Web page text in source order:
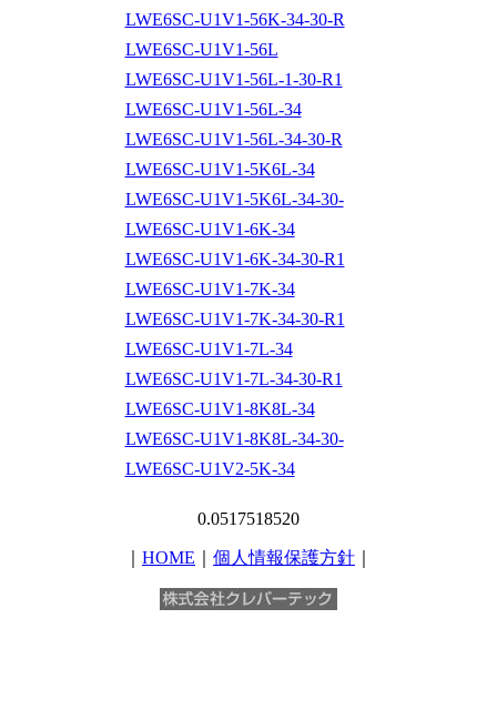
LWE6SC-U1V1-56K-34-30-R
LWE6SC-U1V1-56L
LWE6SC-U1V1-56L-1-30-R1
LWE6SC-U1V1-56L-34
LWE6SC-U1V1-56L-34-30-R
LWE6SC-U1V1-5K6L-34
LWE6SC-U1V1-5K6L-34-30-
LWE6SC-U1V1-6K-34
LWE6SC-U1V1-6K-34-30-R1
LWE6SC-U1V1-7K-34
LWE6SC-U1V1-7K-34-30-R1
LWE6SC-U1V1-7L-34
LWE6SC-U1V1-7L-34-30-R1
LWE6SC-U1V1-8K8L-34
LWE6SC-U1V1-8K8L-34-30-
LWE6SC-U1V2-5K-34
0.0517518520
HOME 個人情報保護方針